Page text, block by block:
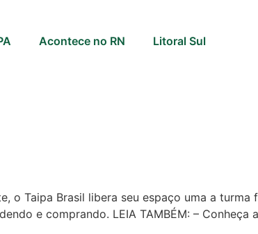
Acontece no RN Litoral Sul
o Taipa Brasil libera seu espaço uma a turma
e comprando. LEIA TAMBÉM: – Conheça